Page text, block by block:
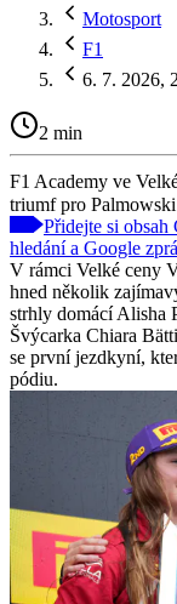
Motosport
F1
6. 7. 2026,
2 min
F1 Academy ve
triumf pro Palmowski
Přidejte si
hledání a Google
V rámci Velké ceny
hned několik
strhly domácí Alisha
Švýcarka Chiara
se první jezdkyní,
pódiu.